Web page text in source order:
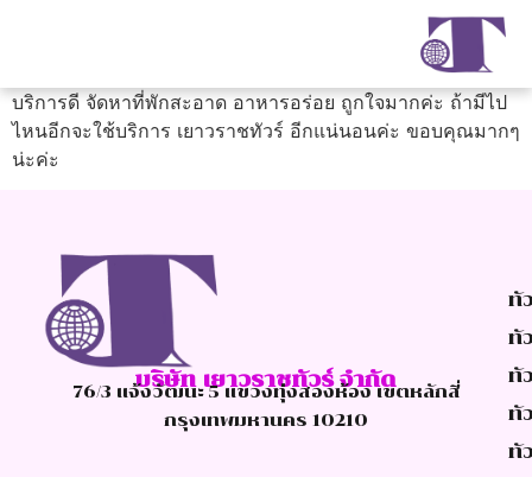
บริการดี จัดหาที่พักสะอาด อาหารอร่อย ถูกใจมากค่ะ ถ้ามีไป
ไหนอีกจะใช้บริการ เยาวราชทัวร์ อีกแน่นอนค่ะ ขอบคุณมากๆ
น่ะค่ะ
บริษัท เยาวราชทัวร์ จำกัด
76/3 แจ้งวัฒนะ 5 แขวงทุ่งสองห้อง เขตหลักสี่
กรุงเทพมหานคร 10210
ทั
ทั
ทั
ทั
ทั